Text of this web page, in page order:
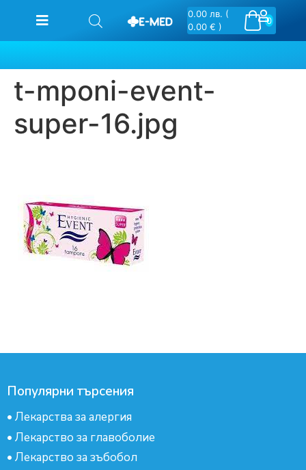
0
0.00 лв. (
0.00 € )
t-mponi-event-
super-16.jpg
Популярни търсения
• Лекарства за алергия
• Лекарство за главоболие
• Лекарство за зъбобол